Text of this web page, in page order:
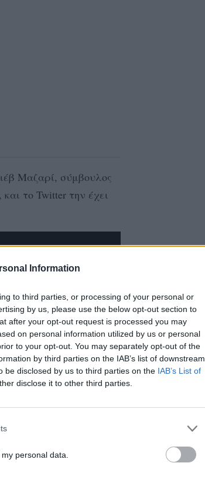
Information
to third parties, or processing of your personal or
by us, please use the below opt-out section to
after your opt-out request is processed you may
on personal information utilized by us or personal
to your opt-out. You may separately opt-out of the
by third parties on the IAB’s list of downstream
be disclosed by us to third parties on the IAB’s List of
disclose it to other third parties.
personal data.
Μαζαρί, σύμβουλος
και το Twitter την έχει
φόρεμα είναι η